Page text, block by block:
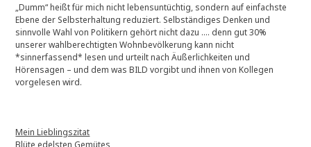
„Dumm“ heißt für mich nicht lebensuntüchtig, sondern auf einfachste
Ebene der Selbsterhaltung reduziert. Selbständiges Denken und
sinnvolle Wahl von Politikern gehört nicht dazu …. denn gut 30%
unserer wahlberechtigten Wohnbevölkerung kann nicht
*sinnerfassend* lesen und urteilt nach Äußerlichkeiten und
Hörensagen – und dem was BILD vorgibt und ihnen von Kollegen
vorgelesen wird.
Mein Lieblingszitat
Blüte edelsten Gemütes